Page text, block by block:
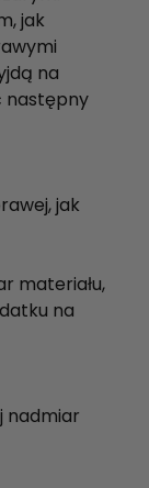
jak
na
następny
jak
materiału,
na
nadmiar